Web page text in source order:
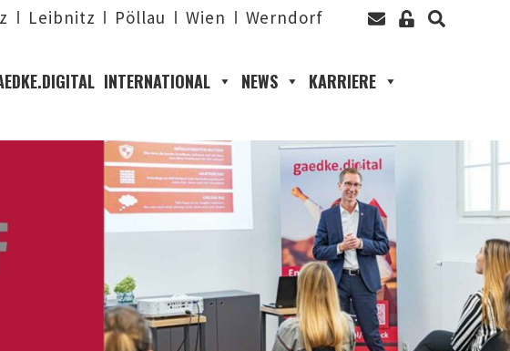
Leibnitz Pöllau Wien Werndorf
INTERNATIONAL NEWS KARRIERE